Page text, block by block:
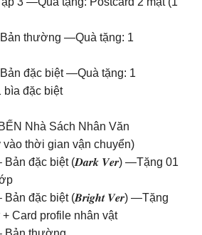
thường —Quà tặng: 1
đặc biệt —Quà tặng: 1
bìa đặc biệt
Nhà Sách Nhân Văn
vào thời gian vận chuyển)
Bản đặc biệt (𝑫𝒂𝒓𝒌 𝑽𝒆𝒓) —Tặng 01
Bản đặc biệt (𝑩𝒓𝒊𝒈𝒉𝒕 𝑽𝒆𝒓) —Tặng
Card profile nhân vật